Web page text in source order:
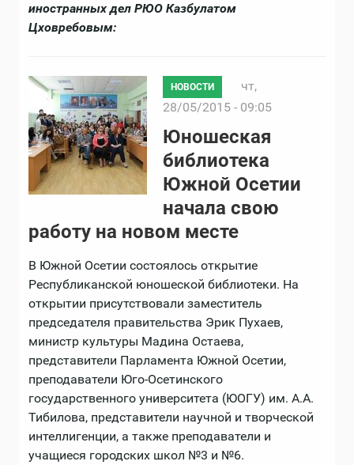
иностранных дел РЮО Казбулатом
Цховребовым:
НОВОСТИ
чт,
28/05/2015 - 09:05
Юношеская
библиотека
Южной Осетии
начала свою
работу на новом месте
В Южной Осетии состоялось открытие
Республиканской юношеской библиотеки. На
открытии присутствовали заместитель
председателя правительства Эрик Пухаев,
министр культуры Мадина Остаева,
представители Парламента Южной Осетии,
преподаватели Юго-Осетинского
государственного университета (ЮОГУ) им. А.А.
Тибилова, представители научной и творческой
интеллигенции, а также преподаватели и
учащиеся городских школ №3 и №6.